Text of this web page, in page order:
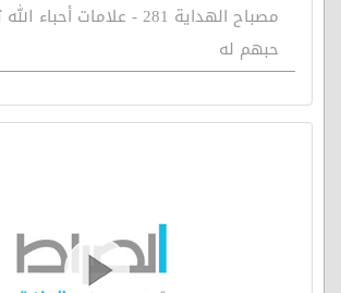
مصباح الهداية 281 - علامات
حبهم له